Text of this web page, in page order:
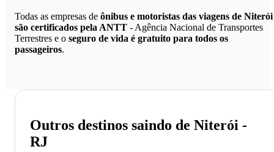
Todas as empresas de ônibus e motoristas das viagens de Niterói
são certificados pela ANTT - Agência Nacional de Transportes
Terrestres e o seguro de vida é gratuito para todos os
passageiros.
Outros destinos saindo de Niterói -
RJ